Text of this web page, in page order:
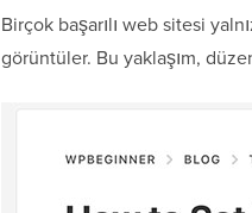
Birçok başarılı web sitesi
görüntüler. Bu yaklaşım,